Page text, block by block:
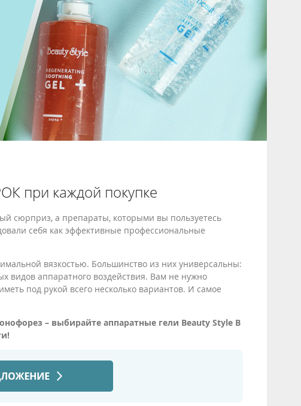
при каждой покупке
сюрприз, а препараты, которыми вы пользуетесь
себя как эффективные профессиональные
вязкостью. Большинство из них универсальны:
видов аппаратного воздействия. Вам не нужно
под рукой всего несколько вариантов. И самое
– выбирайте аппаратные гели Beauty Style В